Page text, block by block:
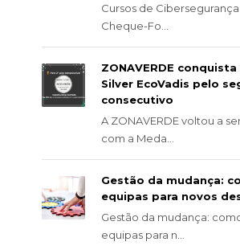
Cursos de
Cheque-Fo...
ZONAVERDE
Silver EcoVadis pelo
consecutivo
A ZONAVERDE voltou a
com a Meda...
Gestão da mudança:
equipas para novos
Gestão da mudança:
equipas para n...